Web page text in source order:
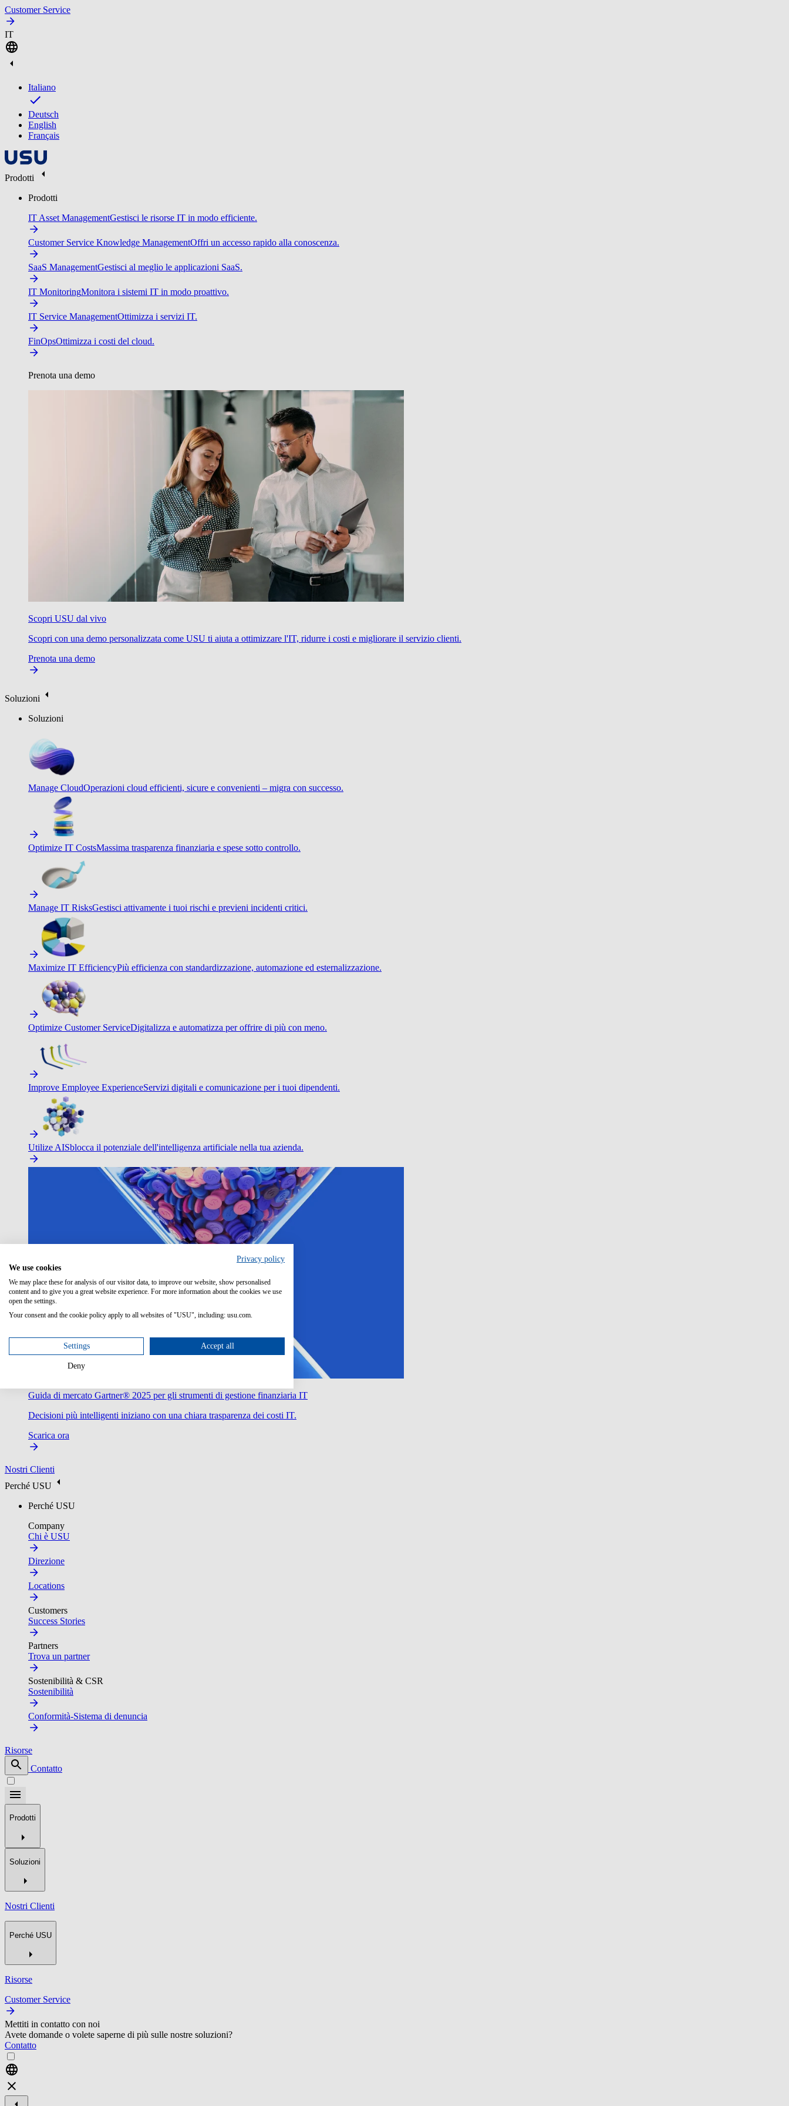
Customer Service
IT
Italiano
Deutsch
English
Français
Prodotti
Prodotti
IT Asset ManagementGestisci le risorse IT in modo efficiente.
Customer Service Knowledge ManagementOffri un accesso rapido alla conoscenza.
SaaS ManagementGestisci al meglio le applicazioni SaaS.
IT MonitoringMonitora i sistemi IT in modo proattivo.
IT Service ManagementOttimizza i servizi IT.
FinOpsOttimizza i costi del cloud.
Prenota una demo
Scopri USU dal vivo
Scopri con una demo personalizzata come USU ti aiuta a ottimizzare l'IT, ridurre i costi e migliorare il servizio clienti.
Prenota una demo
Soluzioni
Soluzioni
Manage CloudOperazioni cloud efficienti, sicure e convenienti – migra con successo.
Optimize IT CostsMassima trasparenza finanziaria e spese sotto controllo.
Manage IT RisksGestisci attivamente i tuoi rischi e previeni incidenti critici.
Maximize IT EfficiencyPiù efficienza con standardizzazione, automazione ed esternalizzazione.
Optimize Customer ServiceDigitalizza e automatizza per offrire di più con meno.
Improve Employee ExperienceServizi digitali e comunicazione per i tuoi dipendenti.
Utilize AISblocca il potenziale dell'intelligenza artificiale nella tua azienda.
Guida di mercato Gartner® 2025 per gli strumenti di gestione finanziaria IT
Decisioni più intelligenti iniziano con una chiara trasparenza dei costi IT.
Scarica ora
Nostri Clienti
Perché USU
Perché USU
Company
Chi è USU
Direzione
Locations
Customers
Success Stories
Partners
Trova un partner
Sostenibilità & CSR
Sostenibilità
Conformità-Sistema di denuncia
Risorse
Contatto
Prodotti
Soluzioni
Nostri Clienti
Perché USU
Risorse
Customer Service
Mettiti in contatto con noi
Avete domande o volete saperne di più sulle nostre soluzioni?
Contatto
Privacy policy
We use cookies
We may place these for analysis of our visitor data, to improve our website, show personalised
content and to give you a great website experience. For more information about the cookies we use
open the settings.
Your consent and the cookie policy apply to all websites of "USU", including: usu.com.
Settings Accept all
Deny